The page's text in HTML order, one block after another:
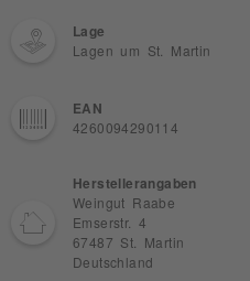
Lage
Lagen um St. Martin
EAN
4260094290114
Herstellerangaben
Weingut Raabe
Emserstr. 4
67487 St. Martin
Deutschland